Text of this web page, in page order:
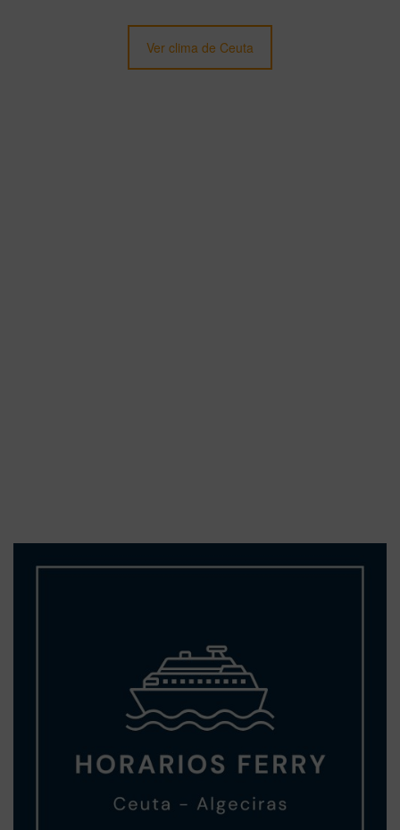
Ver clima de Ceuta